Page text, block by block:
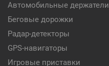
Автомобильные держатели
Беговые дорожки
Радар-детекторы
GPS-навигаторы
Игровые приставки